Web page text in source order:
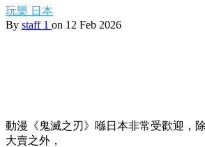
玩樂 日本
By staff 1 on 12 Feb 2026
動漫《鬼滅之刃》喺日本非常受歡迎，
大賣之外，